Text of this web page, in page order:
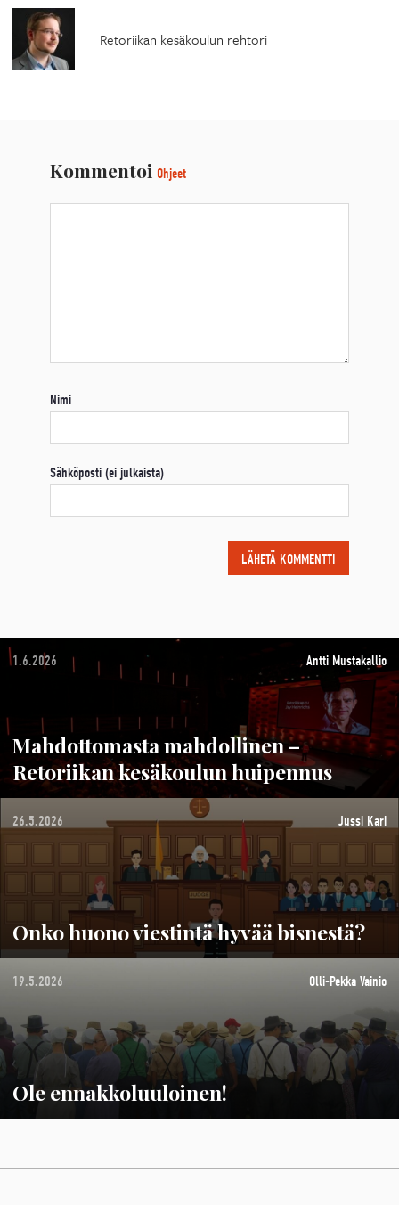
Retoriikan kesäkoulun rehtori
Kommentoi Ohjeet
Nimi
Sähköposti (ei julkaista)
1.6.2026 Antti Mustakallio
Mahdottomasta mahdollinen –
Retoriikan kesäkoulun huipennus
26.5.2026 Jussi Kari
Onko huono viestintä hyvää bisnestä?
19.5.2026 Olli-Pekka Vainio
Ole ennakkoluuloinen!